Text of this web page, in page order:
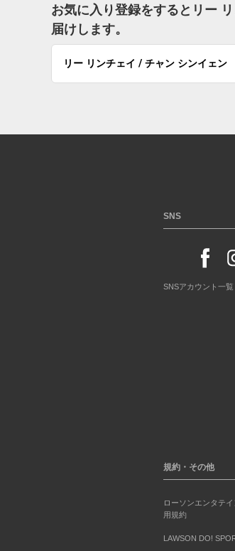
お気に入り登録をするとリー
届けします。
リー リンチェイ / チャン シンイェン
SNS
SNSアカウント一覧
規約・その他
ローソンエンタテ
用規約
LAWSON DO!